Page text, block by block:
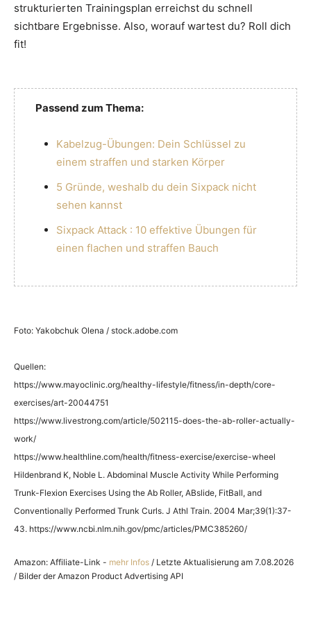
strukturierten Trainingsplan erreichst du schnell
sichtbare Ergebnisse. Also, worauf wartest du? Roll dich
fit!
Passend zum Thema:
Kabelzug-Übungen: Dein Schlüssel zu
einem straffen und starken Körper
5 Gründe, weshalb du dein Sixpack nicht
sehen kannst
Sixpack Attack : 10 effektive Übungen für
einen flachen und straffen Bauch
Foto: Yakobchuk Olena / stock.adobe.com
Quellen:
https://www.mayoclinic.org/healthy-lifestyle/fitness/in-depth/core-
exercises/art-20044751
https://www.livestrong.com/article/502115-does-the-ab-roller-actually-
work/
https://www.healthline.com/health/fitness-exercise/exercise-wheel
Hildenbrand K, Noble L. Abdominal Muscle Activity While Performing
Trunk-Flexion Exercises Using the Ab Roller, ABslide, FitBall, and
Conventionally Performed Trunk Curls. J Athl Train. 2004 Mar;39(1):37-
43. https://www.ncbi.nlm.nih.gov/pmc/articles/PMC385260/
Amazon: Affiliate-Link - mehr Infos / Letzte Aktualisierung am 7.08.2026
/ Bilder der Amazon Product Advertising API